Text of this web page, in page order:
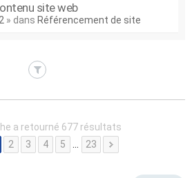
site web
» dans Référencement de site
a retourné 677 résultats
2 3 4 5 23